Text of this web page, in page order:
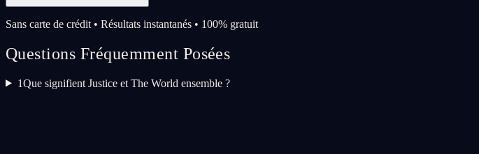
Sans carte de crédit • Résultats instantanés • 100% gratuit
Questions Fréquemment Posées
1Que signifient Justice et The World ensemble ?